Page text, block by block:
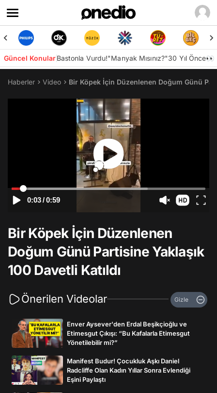
Güncel KonularBastonla Vurdu!"Manyak Mısınız?"30 Yıl Önce👀
Haberler Video Bir Köpek İçin Düzenlenen Doğum Günü
0:03/0:59
Bir Köpek İçin Düzenlenen
Doğum Günü Partisine Yaklaşık
100 Davetli Katıldı
Önerilen Videolar Gizle
Enver Aysever'den Erdal Beşikçioğlu ve
Etimesgut Çıkışı: “Bu Kafalarla Etimesgut
Yönetilebilir mi?”
Manifest Budur! Çocukluk Aşkı Daniel
Radcliffe Olan Kadın Yıllar Sonra Evlendiği
Eşini Paylaştı